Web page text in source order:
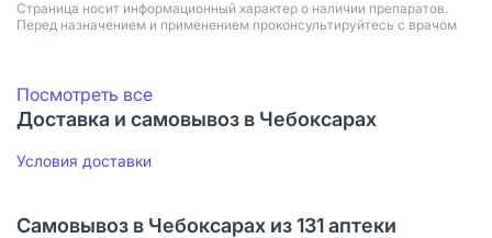
Страница носит информационный характер о наличии препаратов.
Перед назначением и применением проконсультируйтесь с врачом
Посмотреть все
Доставка и самовывоз в Чебоксарах
Условия доставки
Самовывоз в Чебоксарах из 131 аптеки